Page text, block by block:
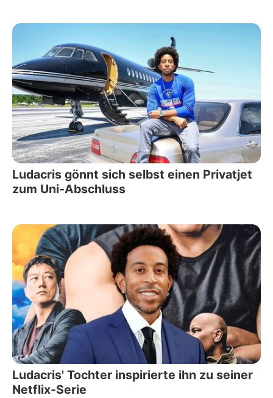
Ludacris gönnt sich selbst einen Privatjet
zum Uni-Abschluss
Ludacris' Tochter inspirierte ihn zu seiner
Netflix-Serie